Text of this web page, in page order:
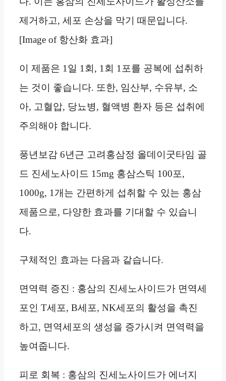
제거하고, 세포 손상을 막기 때문입니다.
[Image of 항산화 효과]
이 제품은 1일 1회, 1회 1포를 공복에 섭취하
는 것이 좋습니다. 또한, 임산부, 수유부, 소
아, 고혈압, 당뇨병, 혈액병 환자 등은 섭취에
주의해야 합니다.
풍년보감 6년근 고려홍삼정 올데이굿타임 골
드 진세노사이드 15mg 홍삼스틱 100포,
1000g, 1개는 간편하게 섭취할 수 있는 홍삼
제품으로, 다양한 효과를 기대할 수 있습니
다.
구체적인 효과는 다음과 같습니다.
면역력 증진 : 홍삼의 진세노사이드가 면역세
포인 T세포, B세포, NK세포의 활성을 촉진
하고, 면역세포의 생성을 증가시켜 면역력을
높여줍니다.
피로 회복 : 홍삼의 진세노사이드가 에너지